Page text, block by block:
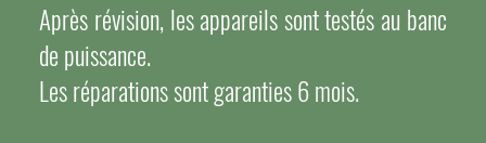
Après révision, les appareils sont testés au banc
de puissance.
Les réparations sont garanties 6 mois.